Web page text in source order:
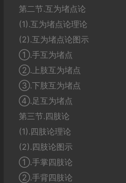
第二节.互为堵点论
(1).互为堵点论理论
(2).互为堵点论图示
①.手互为堵点
②.上肢互为堵点
③.下肢互为堵点
④.足互为堵点
第三节.四肢论
(1).四肢论理论
(2).四肢论图示
①.手掌四肢论
②.手背四肢论